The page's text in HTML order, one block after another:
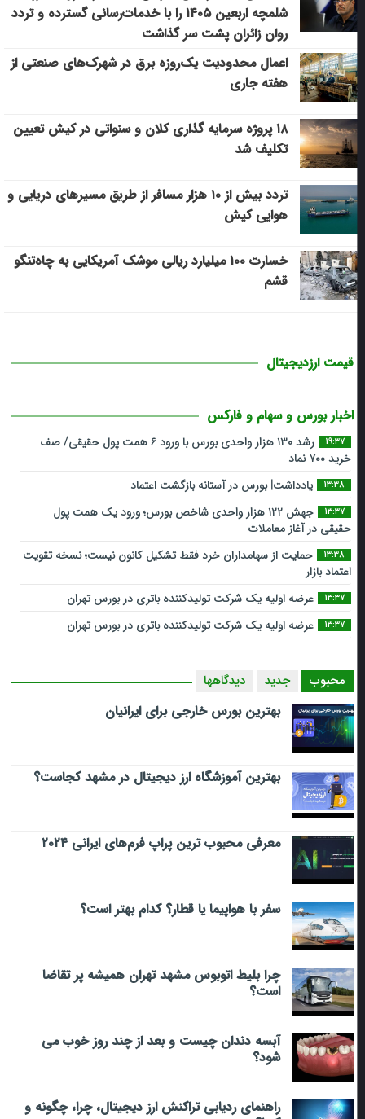
شلمچه اربعین ۱۴۰۵ را با خدمات‌رسانی گسترده و تردد
روان زائران پشت سر گذاشت
اعمال محدودیت یک‌روزه برق در شهرک‌های صنعتی از
هفته جاری
۱۸ پروژه سرمایه گذاری کلان و سنواتی در کیش تعیین
تکلیف شد
تردد بیش از ۱۰ هزار مسافر از طریق مسیرهای دریایی و
هوایی کیش
خسارت ۱۰۰ میلیارد ریالی موشک آمریکایی به چاه‌تنگو
قشم
قیمت ارزدیجیتال
اخبار بورس و سهام و فارکس
19:37
رشد ۱۳۰ هزار واحدی بورس با ورود ۶ همت پول حقیقی/ صف
خرید ۷۰۰ نماد
13:38 یادداشت| بورس در آستانه بازگشت اعتماد
13:37
جهش ۱۲۲ هزار واحدی شاخص بورس؛ ورود یک همت پول
حقیقی در آغاز معاملات
13:38
حمایت از سهامداران خرد فقط تشکیل کانون نیست؛ نسخه تقویت
اعتماد بازار
13:37 عرضه اولیه یک شرکت تولیدکننده باتری در بورس تهران
13:37 عرضه اولیه یک شرکت تولیدکننده باتری در بورس تهران
محبوب جدید دیدگاهها
بهترین بورس خارجی برای ایرانیان
بهترین آموزشگاه ارز دیجیتال در مشهد کجاست؟
معرفی محبوب ترین پراپ فرم‌های ایرانی ۲۰۲۴
سفر با هواپیما یا قطار؟ کدام بهتر است؟
چرا بلیط اتوبوس مشهد تهران همیشه پر تقاضا
است؟
آبسه دندان چیست و بعد از چند روز خوب می‌
شود؟
راهنمای ردیابی تراکنش ارز دیجیتال، چرا، چگونه و